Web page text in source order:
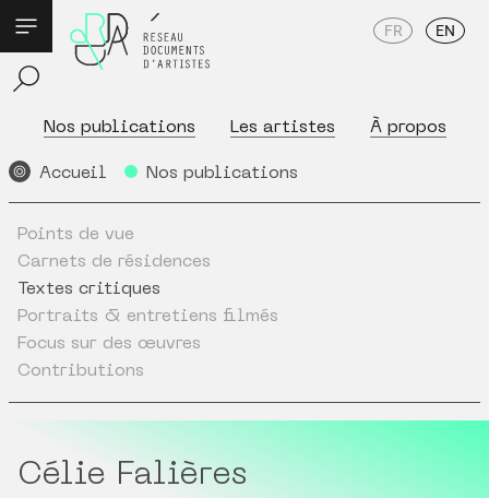
Nos publications Les artistes À propos
FR EN
Accueil Nos publications
Points de vue
Carnets de résidences
Textes critiques
Portraits & entretiens filmés
Focus sur des œuvres
Contributions
Célie Falières